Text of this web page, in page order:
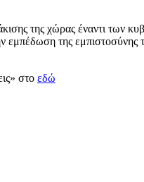
της χώρας έναντι των
της εμπιστοσύνης
στο εδώ